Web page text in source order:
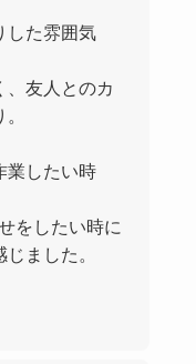
した雰囲気
、友人とのカ
業したい時
をしたい時に
ました。